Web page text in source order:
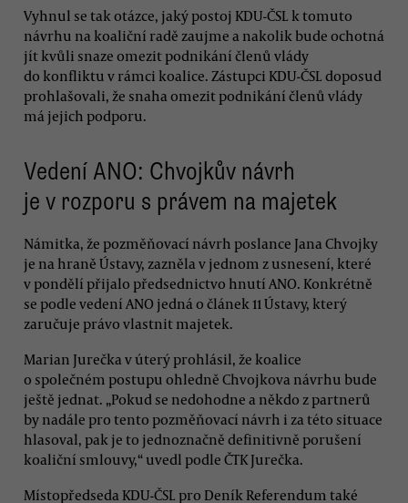
Vyhnul se tak otázce, jaký postoj KDU-ČSL k tomuto
návrhu na koaliční radě zaujme a nakolik bude ochotná
jít kvůli snaze omezit podnikání členů vlády
do konfliktu v rámci koalice. Zástupci KDU-ČSL doposud
prohlašovali, že snaha omezit podnikání členů vlády
má jejich podporu.
Vedení ANO: Chvojkův návrh
je v rozporu s právem na majetek
Námitka, že pozměňovací návrh poslance Jana Chvojky
je na hraně Ústavy, zazněla v jednom z usnesení, které
v pondělí přijalo předsednictvo hnutí ANO. Konkrétně
se podle vedení ANO jedná o článek 11 Ústavy, který
zaručuje právo vlastnit majetek.
Marian Jurečka v úterý prohlásil, že koalice
o společném postupu ohledně Chvojkova návrhu bude
ještě jednat. „Pokud se nedohodne a někdo z partnerů
by nadále pro tento pozměňovací návrh i za této situace
hlasoval, pak je to jednoznačně definitivně porušení
koaliční smlouvy,“ uvedl podle ČTK Jurečka.
Místopředseda KDU-ČSL pro Deník Referendum také